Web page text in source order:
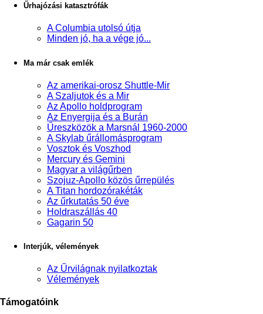
Űrhajózási katasztrófák
A Columbia utolsó útja
Minden jó, ha a vége jó...
Ma már csak emlék
Az amerikai-orosz Shuttle-Mir
A Szaljutok és a Mir
Az Apollo holdprogram
Az Enyergija és a Burán
Űreszközök a Marsnál 1960-2000
A Skylab űrállomásprogram
Vosztok és Voszhod
Mercury és Gemini
Magyar a világűrben
Szojuz-Apollo közös űrrepülés
A Titan hordozórakéták
Az űrkutatás 50 éve
Holdraszállás 40
Gagarin 50
Interjúk, vélemények
Az Űrvilágnak nyilatkoztak
Vélemények
Támogatóink